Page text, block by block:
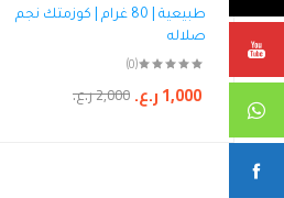
طبيعية | 80 غرام | كوزمتك نجم
صلاله
(0)
2,000ر.ع. 1,000ر.ع.